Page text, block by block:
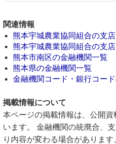
関連情報
熊本宇城農業協同組合の支
熊本宇城農業協同組合の支
熊本市南区の金融機関一覧
熊本県の金融機関一覧
金融機関コード・銀行コー
掲載情報について
本ページの掲載情報は、公開
います。 金融機関の統廃合、
り内容が変わる場合があります